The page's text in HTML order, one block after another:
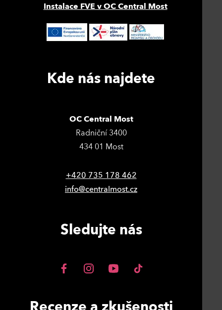
Instalace FVE v OC Central Most
Kde nás najdete
OC Central Most
Radniční 3400
434 01 Most
+420 735 178 462
info@centralmost.cz
Sledujte nás